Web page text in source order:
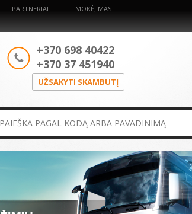
PARTNERIAI MOKĖJIMAS
+370 698 40422
+370 37 451940
UŽSAKYTI SKAMBUTĮ